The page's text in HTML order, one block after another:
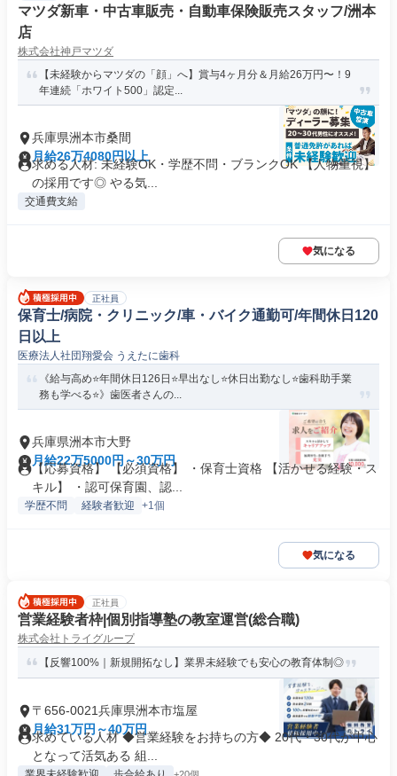
マツダ新車・中古車販売・自動車保険販売スタッフ/洲本
店
株式会社神戸マツダ
【未経験からマツダの「顔」へ】賞与4ヶ月分＆月給26万円〜！9
年連続「ホワイト500」認定...
兵庫県洲本市桑間
月給26万4080円以上
求める人材: 未経験OK・学歴不問・ブランクOK 【人物重視】
の採用です◎ やる気...
交通費支給
気になる
正社員
保育士/病院・クリニック/車・バイク通勤可/年間休日120
日以上
医療法人社団翔愛会 うえたに歯科
《給与高め⭐年間休日126日⭐早出なし⭐休日出勤なし⭐歯科助手業
務も学べる⭐》歯医者さんの...
兵庫県洲本市大野
月給22万5000円～30万円
【応募資格】 【必須資格】 ・保育士資格 【活かせる経験・ス
キル】 ・認可保育園、認...
学歴不問 経験者歓迎 +1個
気になる
正社員
営業経験者枠|個別指導塾の教室運営(総合職)
株式会社トライグループ
【反響100%｜新規開拓なし】業界未経験でも安心の教育体制◎
〒656-0021兵庫県洲本市塩屋
月給31万円～40万円
求めている人材 ◆営業経験をお持ちの方◆ 20代・30代が中心
となって活気ある 組...